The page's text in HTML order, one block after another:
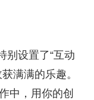
别设置了“互动
满满的乐趣。
中，用你的创